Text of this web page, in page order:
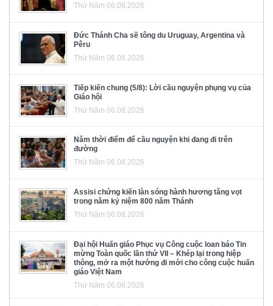
Thứ Năm 06.08.2026
Đức Thánh Cha sẽ tông du Uruguay, Argentina và
Pêru
Thứ Năm 06.08.2026
Tiếp kiến chung (5/8): Lời cầu nguyện phụng vụ của
Giáo hội
Thứ Năm 06.08.2026
Năm thời điểm để cầu nguyện khi đang đi trên
đường
Thứ Năm 06.08.2026
Assisi chứng kiến làn sóng hành hương tăng vọt
trong năm kỷ niệm 800 năm Thánh
Thứ Năm 06.08.2026
Đại hội Huấn giáo Phục vụ Công cuộc loan báo Tin
mừng Toàn quốc lần thứ VII – Khép lại trong hiệp
thông, mở ra một hướng đi mới cho công cuộc huấn
giáo Việt Nam
Thứ Năm 06.08.2026